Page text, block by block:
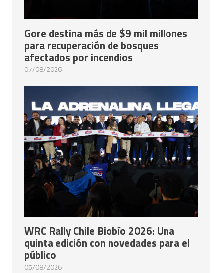
Gore destina más de $9 mil millones
para recuperación de bosques
afectados por incendios
07/08/2026
WRC Rally Chile Biobío 2026: Una
quinta edición con novedades para el
público
05/08/2026